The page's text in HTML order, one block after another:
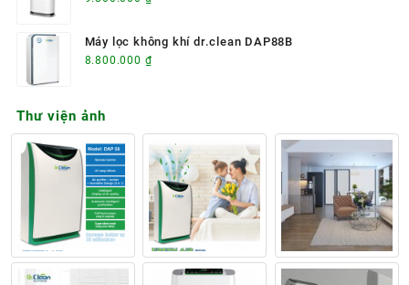
Máy lọc không khí dr.clean DAP88B
8.800.000 ₫
Thư viện ảnh